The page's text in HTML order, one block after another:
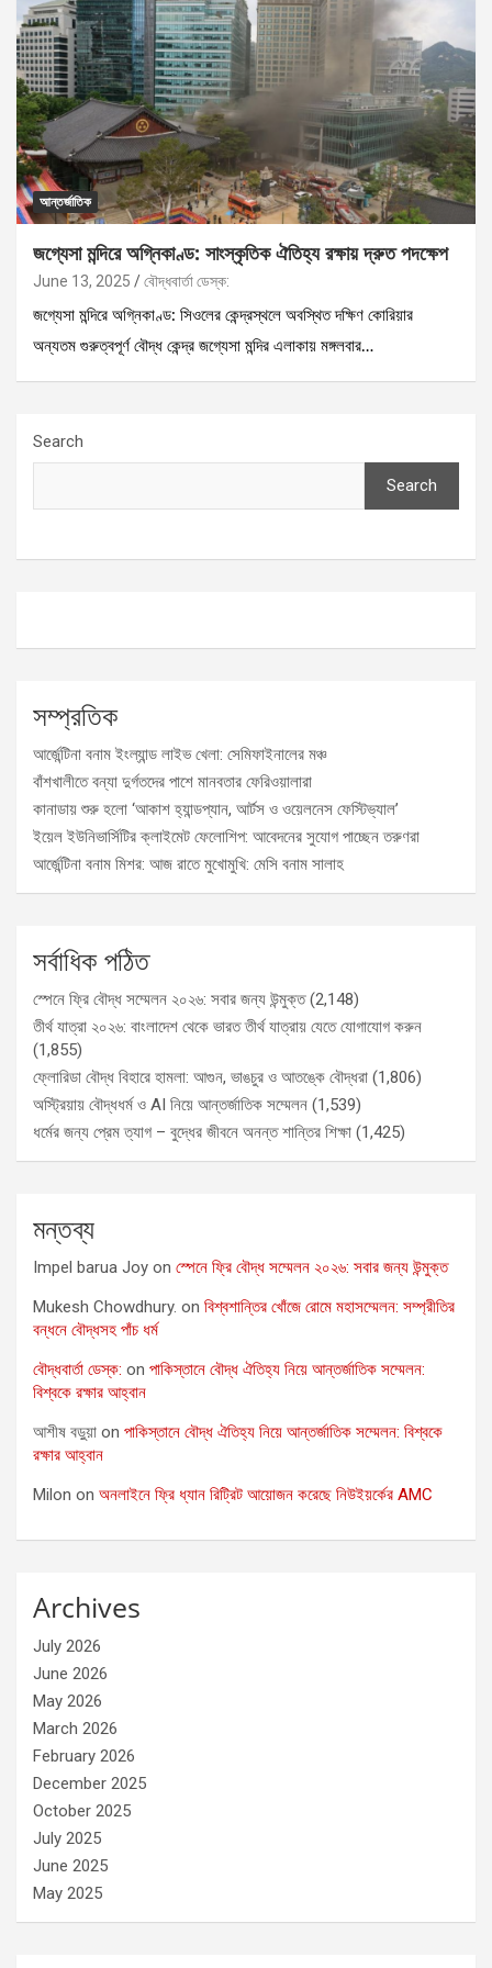
আন্তর্জাতিক
জগ্যেসা মন্দিরে অগ্নিকাণ্ড: সাংস্কৃতিক ঐতিহ্য রক্ষায় দ্রুত পদক্ষেপ
June 13, 2025 বৌদ্ধবার্তা ডেস্ক:
জগ্যেসা মন্দিরে অগ্নিকাণ্ড: সিওলের কেন্দ্রস্থলে অবস্থিত দক্ষিণ কোরিয়ার
অন্যতম গুরুত্বপূর্ণ বৌদ্ধ কেন্দ্র জগ্যেসা মন্দির এলাকায় মঙ্গলবার…
Search
Search
সম্প্রতিক
আর্জেন্টিনা বনাম ইংল্যান্ড লাইভ খেলা: সেমিফাইনালের মঞ্চ
বাঁশখালীতে বন্যা দুর্গতদের পাশে মানবতার ফেরিওয়ালারা
কানাডায় শুরু হলো ‘আকাশ হ্যান্ডপ্যান, আর্টস ও ওয়েলনেস ফেস্টিভ্যাল’
ইয়েল ইউনিভার্সিটির ক্লাইমেট ফেলোশিপ: আবেদনের সুযোগ পাচ্ছেন তরুণরা
আর্জেন্টিনা বনাম মিশর: আজ রাতে মুখোমুখি: মেসি বনাম সালাহ
সর্বাধিক পঠিত
স্পেনে ফ্রি বৌদ্ধ সম্মেলন ২০২৬: সবার জন্য উন্মুক্ত (2,148)
তীর্থ যাত্রা ২০২৬: বাংলাদেশ থেকে ভারত তীর্থ যাত্রায় যেতে যোগাযোগ করুন
(1,855)
ফ্লোরিডা বৌদ্ধ বিহারে হামলা: আগুন, ভাঙচুর ও আতঙ্কে বৌদ্ধরা (1,806)
অস্ট্রিয়ায় বৌদ্ধধর্ম ও AI নিয়ে আন্তর্জাতিক সম্মেলন (1,539)
ধর্মের জন্য প্রেম ত্যাগ – বুদ্ধের জীবনে অনন্ত শান্তির শিক্ষা (1,425)
মন্তব্য
Impel barua Joy on স্পেনে ফ্রি বৌদ্ধ সম্মেলন ২০২৬: সবার জন্য উন্মুক্ত
Mukesh Chowdhury. on বিশ্বশান্তির খোঁজে রোমে মহাসম্মেলন: সম্প্রীতির
বন্ধনে বৌদ্ধসহ পাঁচ ধর্ম
বৌদ্ধবার্তা ডেস্ক: on পাকিস্তানে বৌদ্ধ ঐতিহ্য নিয়ে আন্তর্জাতিক সম্মেলন:
বিশ্বকে রক্ষার আহ্বান
আশীষ বড়ুয়া on পাকিস্তানে বৌদ্ধ ঐতিহ্য নিয়ে আন্তর্জাতিক সম্মেলন: বিশ্বকে
রক্ষার আহ্বান
Milon on অনলাইনে ফ্রি ধ্যান রিট্রিট আয়োজন করেছে নিউইয়র্কের AMC
Archives
July 2026
June 2026
May 2026
March 2026
February 2026
December 2025
October 2025
July 2025
June 2025
May 2025